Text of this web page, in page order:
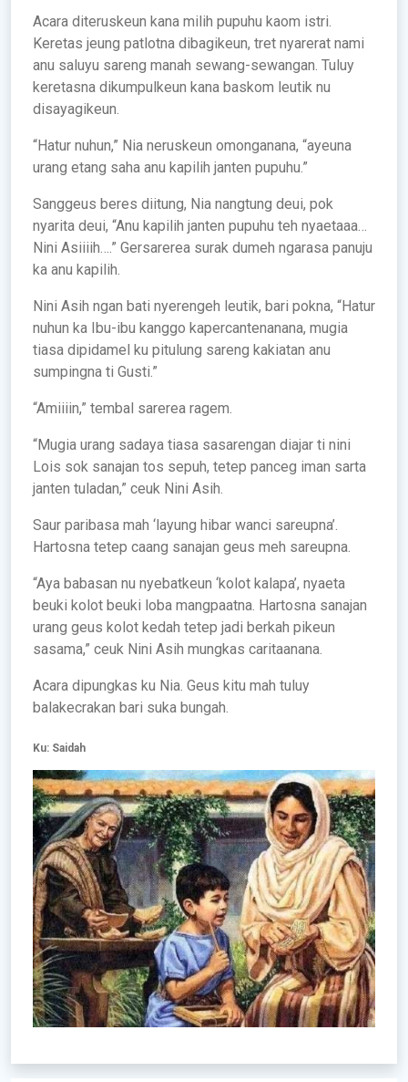
Acara diteruskeun kana milih pupuhu kaom istri.
Keretas jeung patlotna dibagikeun, tret nyarerat nami
anu saluyu sareng manah sewang-sewangan. Tuluy
keretasna dikumpulkeun kana baskom leutik nu
disayagikeun.
“Hatur nuhun,” Nia neruskeun omonganana, “ayeuna
urang etang saha anu kapilih janten pupuhu.”
Sanggeus beres diitung, Nia nangtung deui, pok
nyarita deui, “Anu kapilih janten pupuhu teh nyaetaaa…
Nini Asiiiih….” Gersarerea surak dumeh ngarasa panuju
ka anu kapilih.
Nini Asih ngan bati nyerengeh leutik, bari pokna, “Hatur
nuhun ka Ibu-ibu kanggo kapercantenanana, mugia
tiasa dipidamel ku pitulung sareng kakiatan anu
sumpingna ti Gusti.”
“Amiiiin,” tembal sarerea ragem.
“Mugia urang sadaya tiasa sasarengan diajar ti nini
Lois sok sanajan tos sepuh, tetep panceg iman sarta
janten tuladan,” ceuk Nini Asih.
Saur paribasa mah ‘layung hibar wanci sareupna’.
Hartosna tetep caang sanajan geus meh sareupna.
“Aya babasan nu nyebatkeun ‘kolot kalapa’, nyaeta
beuki kolot beuki loba mangpaatna. Hartosna sanajan
urang geus kolot kedah tetep jadi berkah pikeun
sasama,” ceuk Nini Asih mungkas caritaanana.
Acara dipungkas ku Nia. Geus kitu mah tuluy
balakecrakan bari suka bungah.
Ku: Saidah